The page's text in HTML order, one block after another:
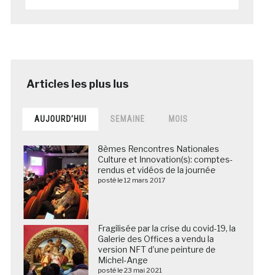
AUJOURD’HUI SEMAINE MOIS
8èmes Rencontres Nationales
Culture et Innovation(s): comptes-
rendus et vidéos de la journée
posté le 12 mars 2017
Fragilisée par la crise du covid-19, la
Galerie des Offices a vendu la
version NFT d’une peinture de
Michel-Ange
posté le 23 mai 2021